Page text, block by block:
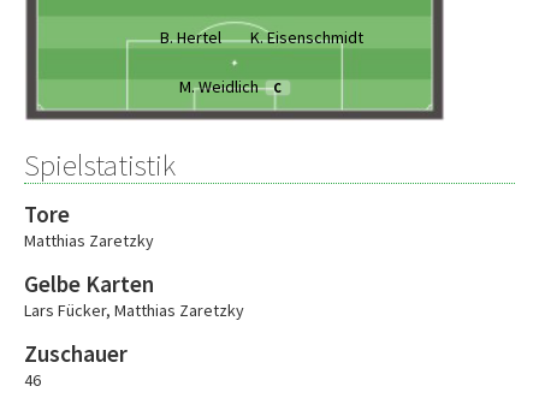
B. Hertel K. Eisenschmidt
M. Weidlich C
Spielstatistik
Tore
Matthias Zaretzky
Gelbe Karten
Lars Fücker, Matthias Zaretzky
Zuschauer
46